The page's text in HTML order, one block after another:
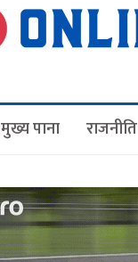
मुख्य पाना राजनीति